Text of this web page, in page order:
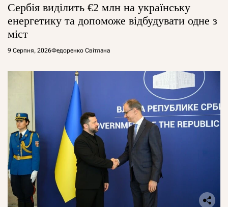
Сербія виділить €2 млн на українську
енергетику та допоможе відбудувати одне з
міст
9 Серпня, 2026Федоренко Світлана